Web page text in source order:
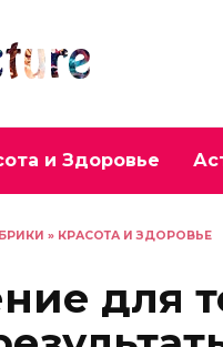
и Здоровье
» КРАСОТА И ЗДОРОВЬЕ
для